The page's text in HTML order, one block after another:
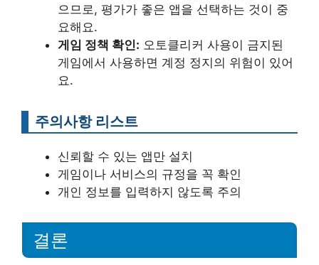
으므로, 평가가 좋은 앱을 선택하는 것이 중
요해요.
게임 정책 확인: 오토클리커 사용이 금지된
게임에서 사용하면 계정 정지의 위험이 있어
요.
주의사항 리스트
신뢰할 수 있는 앱만 설치
게임이나 서비스의 규정을 꼭 확인
개인 정보를 입력하지 않도록 주의
결론